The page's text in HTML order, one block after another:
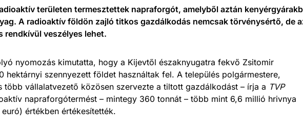
területen termesztettek napraforgót, amelyből aztán
A radioaktív földön zajló titkos gazdálkodás nemcsak törvénysértő, de
rendkívül veszélyes lehet.
nyomozás kimutatta, hogy a Kijevtől északnyugatra fekvő Zsitomir
hektárnyi szennyezett földet használtak fel. A település polgármestere,
több vállalatvezető közösen szervezte a tiltott gazdálkodást – írja a TVP
napraforgótermést – mintegy 360 tonnát – több mint 6,6 millió hrivnya
értékben értékesítették.